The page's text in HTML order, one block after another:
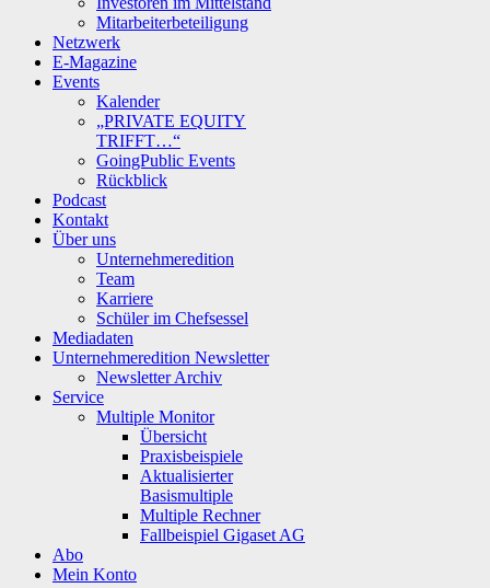
Mitarbeiterbeteiligung
Netzwerk
E-Magazine
Events
Kalender
„PRIVATE EQUITY
TRIFFT…“
GoingPublic Events
Rückblick
Podcast
Kontakt
Über uns
Unternehmeredition
Team
Karriere
Schüler im Chefsessel
Mediadaten
Unternehmeredition Newsletter
Newsletter Archiv
Service
Multiple Monitor
Übersicht
Praxisbeispiele
Aktualisierter
Basismultiple
Multiple Rechner
Fallbeispiel Gigaset AG
Abo
Mein Konto